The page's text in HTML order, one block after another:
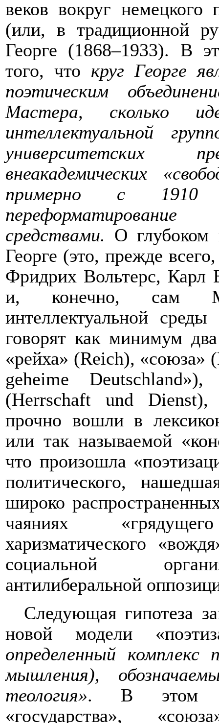
веков вокруг немецкого
(или, в традиционной
Георге (1868–1933). В
того, что круг Георге
поэтическим
Мастера, сколько
интеллектуальной
университетских
внеакадемических
примерно с 1910
средствами. О глубоком
Георге (это, прежде
Фридрих Вольтерс, Карл
и, конечно, сам
интеллектуальной
говорят как минимум
«рейха» (Reich), «союза» (
geheime
Deutschland»),
(Herrschaft und Dienst),
прочно вошли в
или так называемой
что произошла
политического,
широко
чаяниях
харизматического
социальной
антилиберальной
Следующая гипотеза
новой модели
определенный
мышления),
теология». В этом
«государства»,